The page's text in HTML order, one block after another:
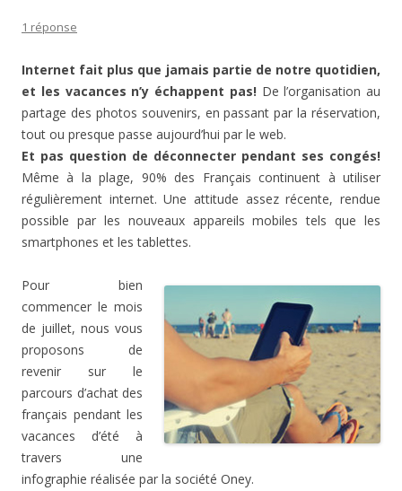
1 réponse
Internet fait plus que jamais partie de notre quotidien,
et les vacances n’y échappent pas!De l’organisation au
partage des photos souvenirs, en passant par la réservation,
tout ou presque passe aujourd’hui par le web.
Et pas question de déconnecter pendant ses congés!
Même à la plage, 90% des Français continuent à utiliser
régulièrement internet. Une attitude assez récente, rendue
possible par les nouveaux appareils mobiles tels que les
smartphones et les tablettes.
Pour bien
commencer le mois
de juillet, nous vous
proposons de
revenir sur le
parcours d’achat des
français pendant les
vacances d’été à
travers une
infographie réalisée par la société Oney.